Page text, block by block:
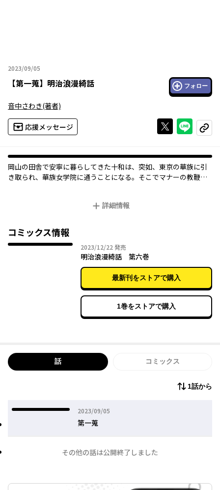
2023/09/05
2023年09月05日
【第一蒐】 明治浪漫綺話 フォロー
音中さわき(著者)
応援メッセージ Xで投稿する
ライン
コピー
岡山の田舎で安寧に暮らしてきた十和は、突如、東京の華族に引
き取られ、華族女学院に通うことになる。そこでマナーの教鞭を
詳細情報
コミックス情報
2023/12/22 2023年12月22日
発売
明治浪漫綺話 第六巻
最新刊をストアで購入
1巻をストアで購入
話 コミックス
1話から
2023/09/05
2023年09月05日
第一蒐
その他の話は公開終了しました